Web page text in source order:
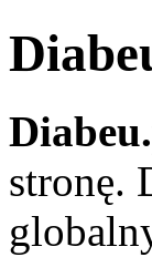
stronę.